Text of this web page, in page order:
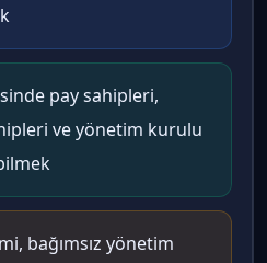
pay sahipleri,
ve yönetim kurulu
bağımsız yönetim